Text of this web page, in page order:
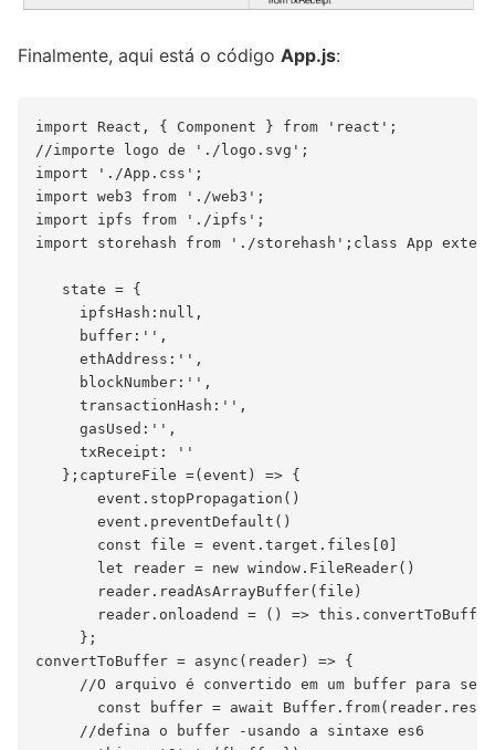
Finalmente, aqui está o código App.js:
import React, { Component } from 'react';
//importe logo de './logo.svg';
import './App.css';
import web3 from './web3';
import ipfs from './ipfs';
import storehash from './storehash';class App
   state = {
     ipfsHash:null,
     buffer:'',
     ethAddress:'',
     blockNumber:'',
     transactionHash:'',
     gasUsed:'',
     txReceipt: ''
   };captureFile =(event) => {
       event.stopPropagation()
       event.preventDefault()
       const file = event.target.files[0]
       let reader = new window.FileReader()
       reader.readAsArrayBuffer(file)
reader.onloadend = () =>
     };
convertToBuffer = async(reader) => {
//O arquivo é convertido em um buffer para
const buffer = await
     //defina o buffer -usando a sintaxe es6